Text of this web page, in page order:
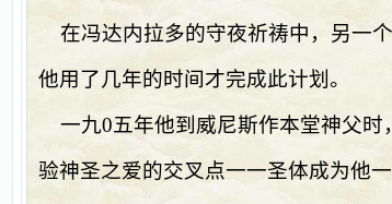
在冯达内拉多的守夜祈祷中，另一
他用了几年的时间才完成此计划。
一九0五年他到威尼斯作本堂神父
验神圣之爱的交叉点一一圣体成为他